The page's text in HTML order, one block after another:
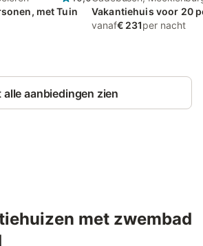
met Tuin
Pommeren
Vakantiehuis voor 20
vanaf€ 231per nacht
alle aanbiedingen zien
met zwembad